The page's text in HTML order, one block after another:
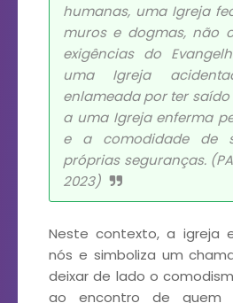
humanas, uma Igreja
muros e dogmas, não
exigências do
uma Igreja
enlameada por ter saído
a uma Igreja enferma
e a comodidade de
próprias seguranças.
2023)
Neste contexto, a igreja
nós e simboliza um
deixar de lado o
ao encontro de quem